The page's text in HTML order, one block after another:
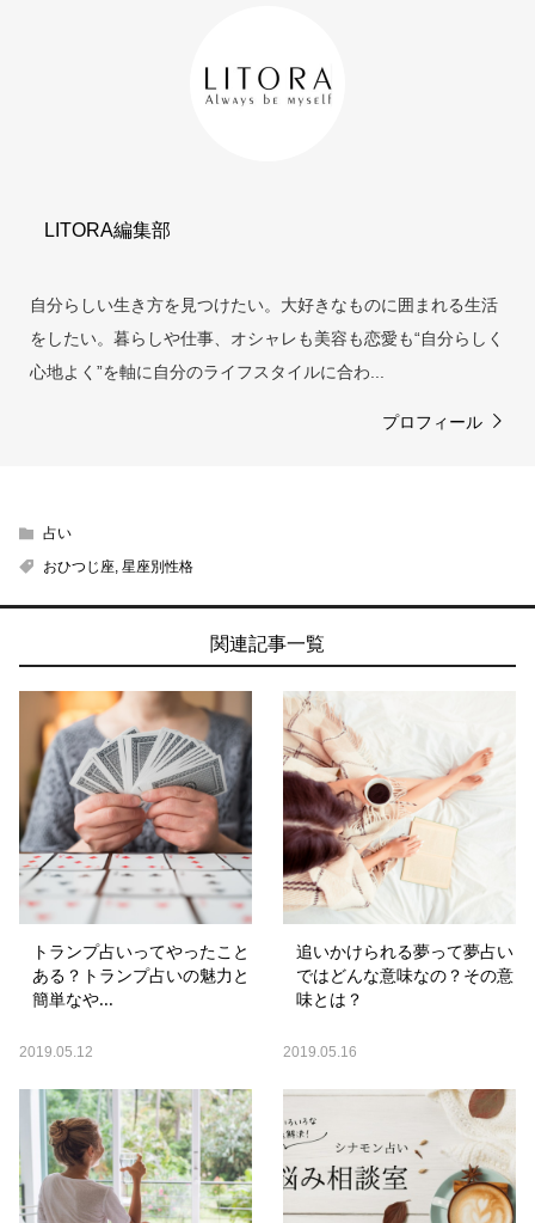
LITORA編集部
自分らしい生き方を見つけたい。大好きなものに囲まれる生活
をしたい。暮らしや仕事、オシャレも美容も恋愛も“自分らしく
心地よく”を軸に自分のライフスタイルに合わ...
プロフィール
占い
おひつじ座, 星座別性格
関連記事一覧
トランプ占いってやったこと
ある？トランプ占いの魅力と
簡単なや...
2019.05.12
追いかけられる夢って夢占い
ではどんな意味なの？その意
味とは？
2019.05.16